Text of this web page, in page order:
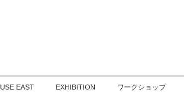
EAST EXHIBITION ワークショップ